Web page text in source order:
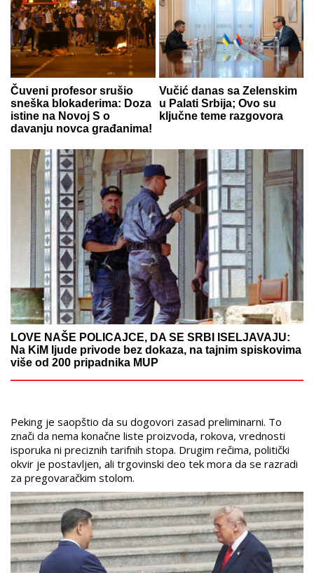
Čuveni profesor srušio
sneška blokaderima: Doza
istine na Novoj S o
davanju novca građanima!
Vučić danas sa Zelenskim
u Palati Srbija; Ovo su
ključne teme razgovora
LOVE NAŠE POLICAJCE, DA SE SRBI ISELJAVAJU:
Na KiM ljude privode bez dokaza, na tajnim spiskovima
više od 200 pripadnika MUP
Peking je saopštio da su dogovori zasad preliminarni. To
znači da nema konačne liste proizvoda, rokova, vrednosti
isporuka ni preciznih tarifnih stopa. Drugim rečima, politički
okvir je postavljen, ali trgovinski deo tek mora da se razradi
za pregovaračkim stolom.